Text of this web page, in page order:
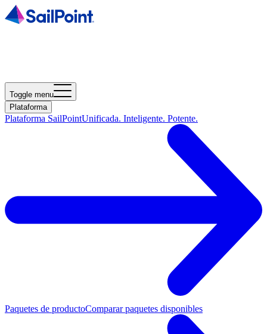
Toggle menu
Plataforma
Plataforma SailPointUnificada. Inteligente. Potente.
Paquetes de productoComparar paquetes disponibles